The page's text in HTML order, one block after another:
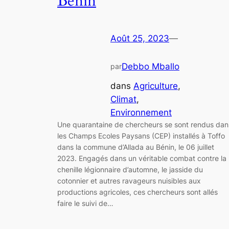
Août 25, 2023—
parDebbo Mballo
dans Agriculture
Climat
Environnement
Une quarantaine de chercheurs se sont rendus
les Champs Ecoles Paysans (CEP) installés à Toffo
dans la commune d’Allada au Bénin, le 06 juillet
2023. Engagés dans un véritable combat contre la
chenille légionnaire d’automne, le jasside du
cotonnier et autres ravageurs nuisibles aux
productions agricoles, ces chercheurs sont allés
faire le suivi de…